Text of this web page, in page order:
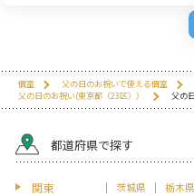
個室 父の日のお祝いで使える個室
父の日のお祝い(東京都（23区））
父の
都道府県で探す
関東 茨城県 栃木県